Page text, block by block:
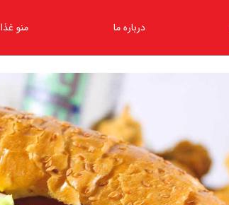
درباره ما منو غذا